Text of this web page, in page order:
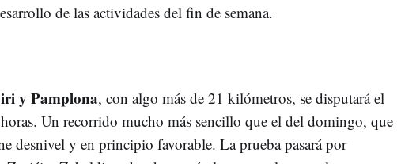
de las actividades del fin de semana.
y Pamplona, con algo más de 21 kilómetros, se disputará el
horas. Un recorrido mucho más sencillo que el del domingo, que
desnivel y en principio favorable. La prueba pasará por